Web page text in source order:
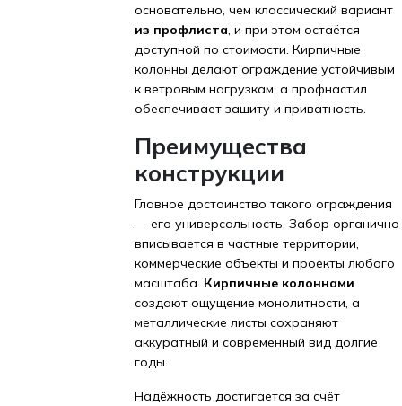
основательно, чем классический вариант
из профлиста, и при этом остаётся
доступной по стоимости. Кирпичные
колонны делают ограждение устойчивым
к ветровым нагрузкам, а профнастил
обеспечивает защиту и приватность.
Преимущества
конструкции
Главное достоинство такого ограждения
— его универсальность. Забор органично
вписывается в частные территории,
коммерческие объекты и проекты любого
масштаба. Кирпичные колоннами
создают ощущение монолитности, а
металлические листы сохраняют
аккуратный и современный вид долгие
годы.
Надёжность достигается за счёт